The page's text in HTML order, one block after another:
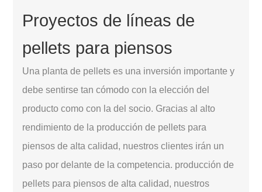
Proyectos de líneas de
pellets para piensos
Una planta de pellets es una inversión importante y
debe sentirse tan cómodo con la elección del
producto como con la del socio. Gracias al alto
rendimiento de la producción de pellets para
piensos de alta calidad, nuestros clientes irán un
paso por delante de la competencia. producción de
pellets para piensos de alta calidad, nuestros